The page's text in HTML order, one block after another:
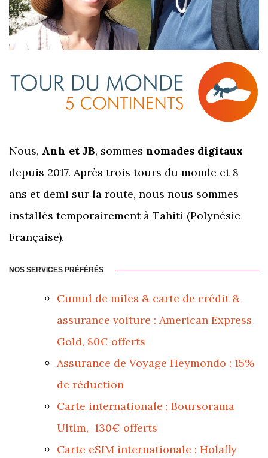
Nous, Anh et JB, sommes nomades digitaux
depuis 2017. Après trois tours du monde et 8
ans et demi sur la route, nous nous sommes
installés temporairement à Tahiti (Polynésie
Française).
NOS SERVICES PRÉFÉRÉS
Cumul de miles & carte de crédit &
assurance voiture : American Express
Gold, 80€ offerts
Assurance de Voyage Heymondo : 15%
de réduction
Carte internationale : Boursorama
Ultim, 130€ offerts
Carte eSIM internationale : Holafly